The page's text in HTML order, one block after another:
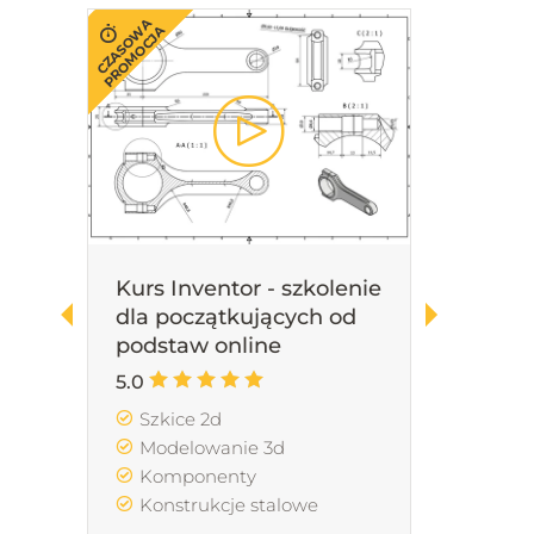
Kurs Inventor - szkolenie
dla początkujących od
podstaw online
5.0
CZASOWA
PROMOCJA
Szkice 2d
Modelowanie 3d
Komponenty
Konstrukcje stalowe